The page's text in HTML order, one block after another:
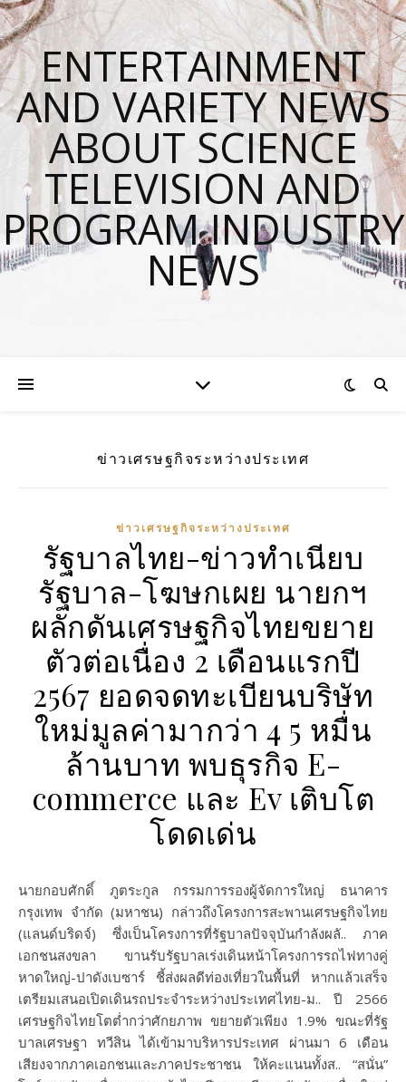
ENTERTAINMENT
AND VARIETY NEWS
ABOUT SCIENCE
TELEVISION AND
PROGRAM INDUSTRY
NEWS
ข่าวเศรษฐกิจระหว่างประเทศ
ข่าวเศรษฐกิจระหว่างประเทศ
รัฐบาลไทย-ข่าวทำเนียบ
รัฐบาล-โฆษกเผย นายกฯ
ผลักดันเศรษฐกิจไทยขยาย
ตัวต่อเนื่อง 2 เดือนแรกปี
2567 ยอดจดทะเบียนบริษัท
ใหม่มูลค่ามากว่า 4 5 หมื่น
ล้านบาท พบธุรกิจ E-
commerce และ Ev เติบโต
โดดเด่น
นายกอบศักดิ์ ภูตระกูล กรรมการรองผู้จัดการใหญ่ ธนาคาร
กรุงเทพ จำกัด (มหาชน) กล่าวถึงโครงการสะพานเศรษฐกิจไทย
(แลนด์บริดจ์) ซึ่งเป็นโครงการที่รัฐบาลปัจจุบันกำลังผลั.. ภาค
เอกชนสงขลา ขานรับรัฐบาลเร่งเดินหน้าโครงการรถไฟทางคู่
หาดใหญ่-ปาดังเบซาร์ ชี้ส่งผลดีท่องเที่ยวในพื้นที่ หากแล้วเสร็จ
เตรียมเสนอเปิดเดินรถประจำระหว่างประเทศไทย-ม.. ปี 2566
เศรษฐกิจไทยโตต่ำกว่าศักยภาพ ขยายตัวเพียง 1.9% ขณะที่รัฐ
บาลเศรษฐา ทวีสิน ได้เข้ามาบริหารประเทศ ผ่านมา 6 เดือน
เสียงจากภาคเอกชนและภาคประชาชน ให้คะแนนทั้งส.. “สนั่น”